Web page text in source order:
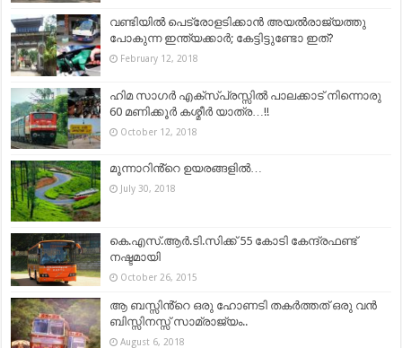
വണ്ടിയില്‍ പെട്രോളടിക്കാന്‍ അയല്‍രാജ്യത്തു
പോകുന്ന ഇന്ത്യക്കാര്‍; കേട്ടിട്ടുണ്ടോ ഇത്?
February 12, 2018
ഹിമ സാഗർ എക്സ്പ്രസ്സിൽ പാലക്കാട് നിന്നൊരു
60 മണിക്കൂർ കശ്മീർ യാത്ര…!!
October 12, 2018
മൂന്നാറിൻ്റെ ഉയരങ്ങളില്‍…
July 30, 2018
കെ.എസ്.ആര്‍.ടി.സിക്ക് 55 കോടി കേന്ദ്രഫണ്ട്
നഷ്ടമായി
October 26, 2015
ആ ബസ്സിൻ്റെ ഒരു ഹോണടി തകർത്തത് ഒരു വൻ
ബിസ്സിനസ്സ് സാമ്രാജ്യം..
August 6, 2018